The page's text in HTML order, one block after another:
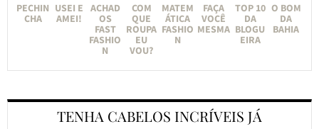
PECHIN
CHA
USEI E
AMEI!
ACHAD
OS
FAST
FASHIO
N
COM
QUE
ROUPA
EU
VOU?
MATEM
ÁTICA
FASHIO
N
FAÇA
VOCÊ
MESMA
TOP 10
DA
BLOGU
EIRA
O BOM
DA
BAHIA
TENHA CABELOS INCRÍVEIS JÁ